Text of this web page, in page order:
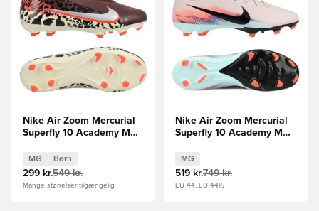
Nike Air Zoom Mercurial
Superfly 10 Academy MG
Bordeaux/Sølv/Rød/Grå
Børn
MG Børn
299 kr.549 kr.
Mange størrelser tilgængelig
Nike Air Zoom Mercurial
Superfly 10 Academy MG
MG
519 kr.749 kr.
EU 44, EU 44½